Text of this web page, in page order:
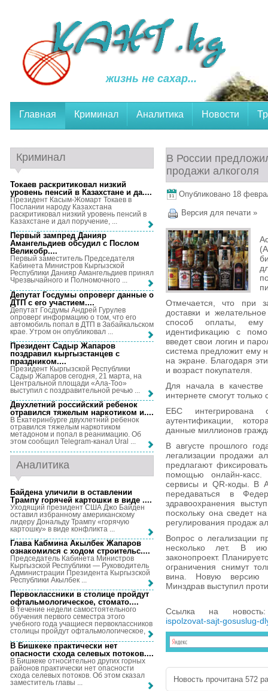
жизнь не сахар...
Главная Криминал Аналитика Новости
В России
продажи алкоголя
Опубликовано 18
Версия для печати »
Отмечается, что при
доставки и
способ оплаты, ему
идентификацию с
введет свои логин и
система предложит ему
на экране. Благодаря
и возраст покупателя.
Для начала в качестве
интернете смогут
ЕБС
аутентификации,
данные миллионов
В августе прошлого
легализации продажи
предлагают
помощью онлайн-касс.
сервисы и QR-коды. В
передаваться в
здравоохранения
поскольку она сведет
регулирования продаж
Вопрос о легализации
несколько лет. В
законопроект.
ограничения снимут
вина. Новую версию
Минздрав выступил
Ссылка на
ispolzovat-sajt-gosuslug-
Новость прочитана 572
Криминал
Токаев раскритиковал низкий
уровень пенсий в Казахстане и да....
Президент Касым-Жомарт Токаев в
Послании народу Казахстана
раскритиковал низкий уровень пенсий в
Казахстане и дал поручение, ...
Первый зампред Данияр
Амангельдиев обсудил с Послом
Великобр....
Первый заместитель Председателя
Кабинета Министров Кыргызской
Республики Данияр Амангельдиев принял
Чрезвычайного и Полномочного ...
Депутат Госдумы опроверг данные о
ДТП с его участием....
Депутат Госдумы Андрей Гурулев
опроверг информацию о том, что его
автомобиль попал в ДТП в Забайкальском
крае. Утром он опубликовал ...
Президент Садыр Жапаров
поздравил кыргызстанцев с
праздником....
Президент Кыргызской Республики
Садыр Жапаров сегодня, 21 марта, на
Центральной площади «Ала-Тоо»
выступил с поздравительной речью ...
Двухлетний российский ребенок
отравился тяжелым наркотиком и....
В Екатеринбурге двухлетний ребенок
отравился тяжелым наркотиком
метадоном и попал в реанимацию. Об
этом сообщил Telegram-канал Ural ...
Аналитика
Байдена уличили в оставлении
Трампу горячей картошки в виде ....
Уходящий президент США Джо Байден
оставил избранному американскому
лидеру Дональду Трампу «горячую
картошку» в виде конфликта ...
Глава Кабмина Акылбек Жапаров
ознакомился с ходом строительс....
Председатель Кабинета Министров
Кыргызской Республики — Руководитель
Администрации Президента Кыргызской
Республики Акылбек ...
Первоклассники в столице пройдут
офтальмологическое, стомато....
В течение недели самостоятельного
обучения первого семестра этого
учебного года учащиеся первоклассников
столицы пройдут офтальмологическое, ...
В Бишкеке практически нет
опасности схода селевых потоков....
В Бишкеке относительно других горных
районов практически нет опасности
схода селевых потоков. Об этом сказал
заместитель главы ...